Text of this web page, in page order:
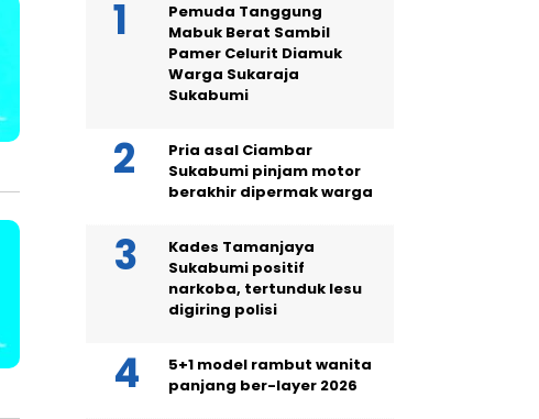
Pemuda Tanggung
Mabuk Berat Sambil
Pamer Celurit Diamuk
Warga Sukaraja
Sukabumi
Pria asal Ciambar
Sukabumi pinjam motor
berakhir dipermak warga
Kades Tamanjaya
Sukabumi positif
narkoba, tertunduk lesu
digiring polisi
5+1 model rambut wanita
panjang ber-layer 2026